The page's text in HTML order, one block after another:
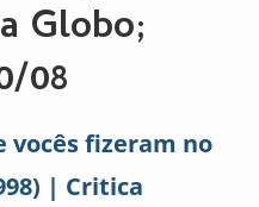
Globo;
08
vocês fizeram no
| Critica